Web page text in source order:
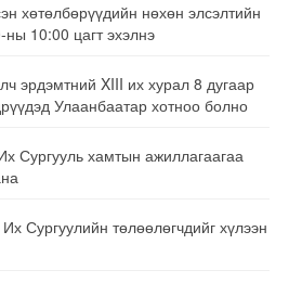
хөтөлбөрүүдийн нөхөн элсэлтийн
10:00 цагт эхэлнэ
эрдэмтний XIII их хурал 8 дугаар
Улаанбаатар хотноо болно
Сургууль хамтын ажиллагаагаа
Сургуулийн төлөөлөгчдийг хүлээн